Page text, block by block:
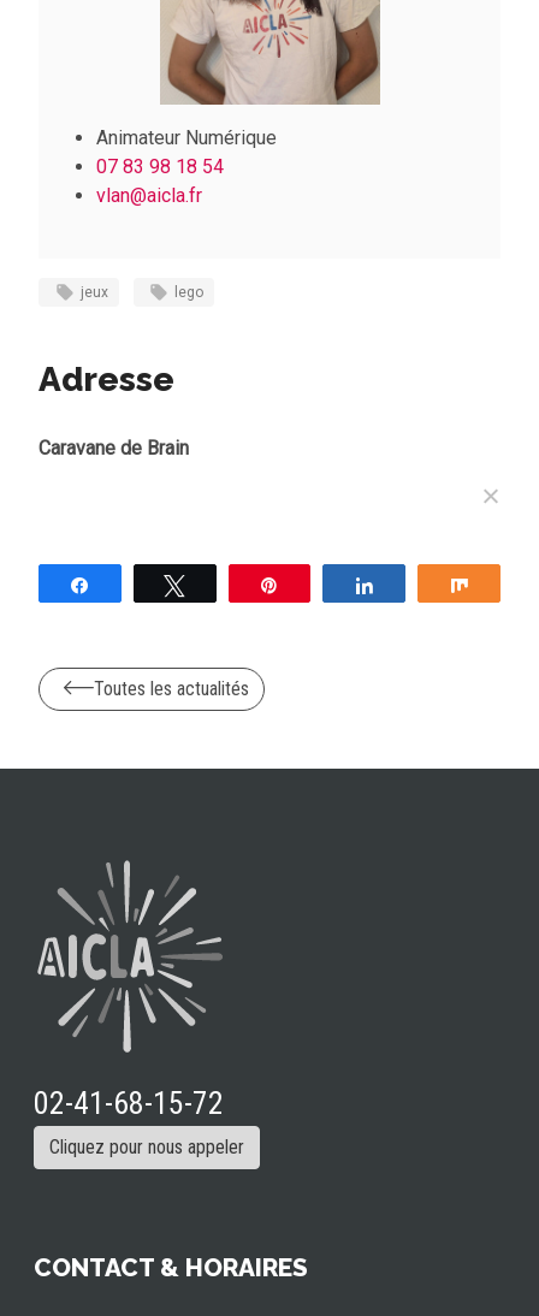
Animateur Numérique
07 83 98 18 54
vlan@aicla.fr
jeux lego
Adresse
Caravane de Brain
Partagez
Toutes les actualités
02-41-68-15-72
Cliquez pour nous appeler
CONTACT & HORAIRES